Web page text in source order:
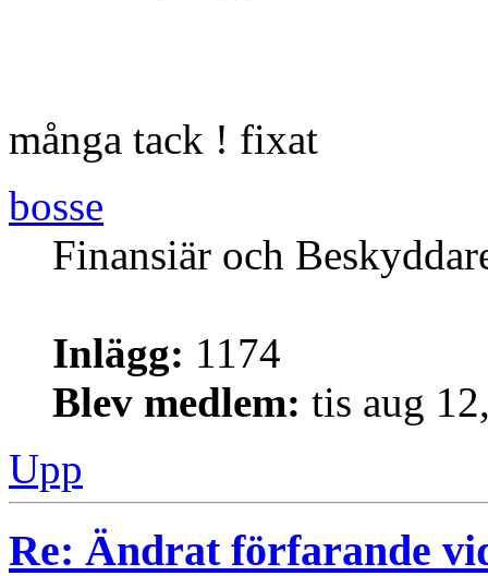
många tack ! fixat
bosse
Finansiär och
Inlägg: 1174
Blev medlem: tis aug
Upp
Re: Ändrat förfarande